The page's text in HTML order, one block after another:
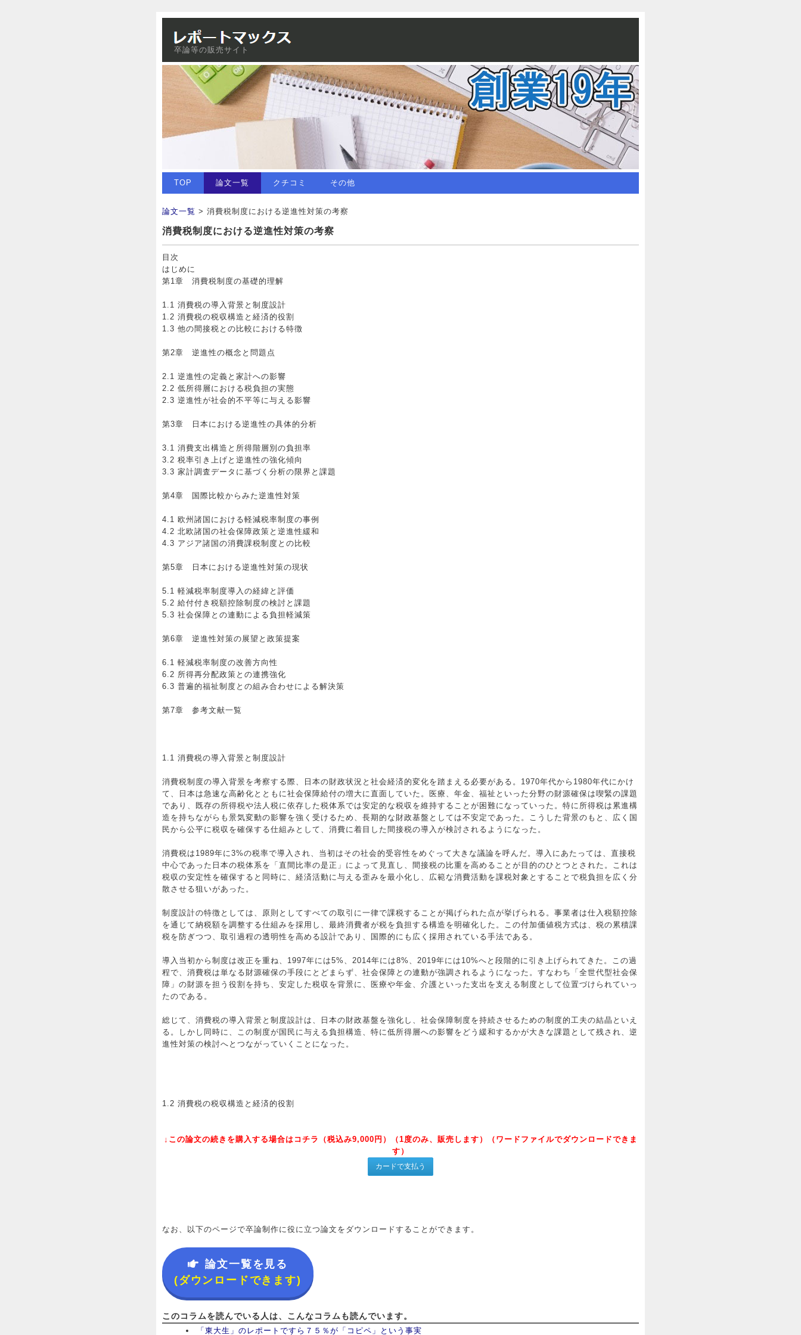
卒論等の販売サイト
TOP 論文一覧 クチコミ その他
論文一覧 > 消費税制度における逆進性対策の考察
消費税制度における逆進性対策の考察
目次
はじめに
第1章 消費税制度の基礎的理解
1.1 消費税の導入背景と制度設計
1.2 消費税の税収構造と経済的役割
1.3 他の間接税との比較における特徴
第2章 逆進性の概念と問題点
2.1 逆進性の定義と家計への影響
2.2 低所得層における税負担の実態
2.3 逆進性が社会的不平等に与える影響
第3章 日本における逆進性の具体的分析
3.1 消費支出構造と所得階層別の負担率
3.2 税率引き上げと逆進性の強化傾向
3.3 家計調査データに基づく分析の限界と課題
第4章 国際比較からみた逆進性対策
4.1 欧州諸国における軽減税率制度の事例
4.2 北欧諸国の社会保障政策と逆進性緩和
4.3 アジア諸国の消費課税制度との比較
第5章 日本における逆進性対策の現状
5.1 軽減税率制度導入の経緯と評価
5.2 給付付き税額控除制度の検討と課題
5.3 社会保障との連動による負担軽減策
第6章 逆進性対策の展望と政策提案
6.1 軽減税率制度の改善方向性
6.2 所得再分配政策との連携強化
6.3 普遍的福祉制度との組み合わせによる解決策
第7章 参考文献一覧
1.1 消費税の導入背景と制度設計
消費税制度の導入背景を考察する際、日本の財政状況と社会経済的変化を踏まえる必要がある。1970年代から1980年代にかけ
て、日本は急速な高齢化とともに社会保障給付の増大に直面していた。医療、年金、福祉といった分野の財源確保は喫緊の課題
であり、既存の所得税や法人税に依存した税体系では安定的な税収を維持することが困難になっていった。特に所得税は累進構
造を持ちながらも景気変動の影響を強く受けるため、長期的な財政基盤としては不安定であった。こうした背景のもと、広く国
民から公平に税収を確保する仕組みとして、消費に着目した間接税の導入が検討されるようになった。
消費税は1989年に3%の税率で導入され、当初はその社会的受容性をめぐって大きな議論を呼んだ。導入にあたっては、直接税
中心であった日本の税体系を「直間比率の是正」によって見直し、間接税の比重を高めることが目的のひとつとされた。これは
税収の安定性を確保すると同時に、経済活動に与える歪みを最小化し、広範な消費活動を課税対象とすることで税負担を広く分
散させる狙いがあった。
制度設計の特徴としては、原則としてすべての取引に一律で課税することが掲げられた点が挙げられる。事業者は仕入税額控除
を通じて納税額を調整する仕組みを採用し、最終消費者が税を負担する構造を明確化した。この付加価値税方式は、税の累積課
税を防ぎつつ、取引過程の透明性を高める設計であり、国際的にも広く採用されている手法である。
導入当初から制度は改正を重ね、1997年には5%、2014年には8%、2019年には10%へと段階的に引き上げられてきた。この過
程で、消費税は単なる財源確保の手段にとどまらず、社会保障との連動が強調されるようになった。すなわち「全世代型社会保
障」の財源を担う役割を持ち、安定した税収を背景に、医療や年金、介護といった支出を支える制度として位置づけられていっ
たのである。
総じて、消費税の導入背景と制度設計は、日本の財政基盤を強化し、社会保障制度を持続させるための制度的工夫の結晶といえ
る。しかし同時に、この制度が国民に与える負担構造、特に低所得層への影響をどう緩和するかが大きな課題として残され、逆
進性対策の検討へとつながっていくことになった。
1.2 消費税の税収構造と経済的役割
↓この論文の続きを購入する場合はコチラ（税込み9,000円）（1度のみ、販売します）（ワードファイルでダウンロードできま
す）
なお、以下のページで卒論制作に役に立つ論文をダウンロードすることができます。
論文一覧を見る
(ダウンロードできます)
このコラムを読んでいる人は、こんなコラムも読んでいます。
「東大生」のレポートですら７５％が「コピペ」という事実